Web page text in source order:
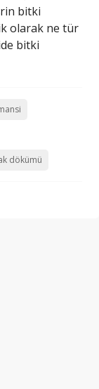
bitki
olarak ne tür
bitki
dökümü